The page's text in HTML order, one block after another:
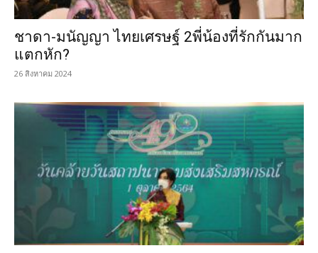
ชาดา-มนัญญา ไทยเศรษฐ์ 2พี่น้องที่รักกันมาก
แตกหัก?
26 สิงหาคม 2024